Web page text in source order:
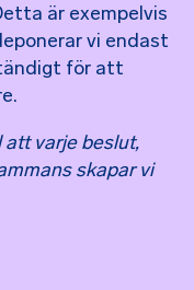
är exempelvis
vi endast
för att
att varje beslut,
skapar vi